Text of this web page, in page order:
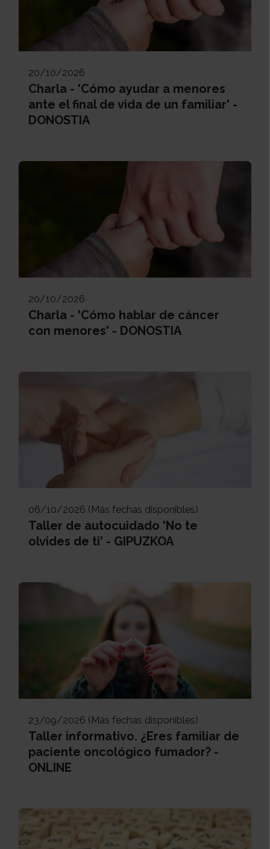
20/10/2026
Charla - 'Cómo ayudar a menores
ante el final de vida de un familiar' -
DONOSTIA
20/10/2026
Charla - 'Cómo hablar de cáncer
con menores' - DONOSTIA
06/10/2026 (Más fechas disponibles)
Taller de autocuidado 'No te
olvides de ti' - GIPUZKOA
23/09/2026 (Más fechas disponibles)
Taller informativo. ¿Eres familiar de
paciente oncológico fumador? -
ONLINE